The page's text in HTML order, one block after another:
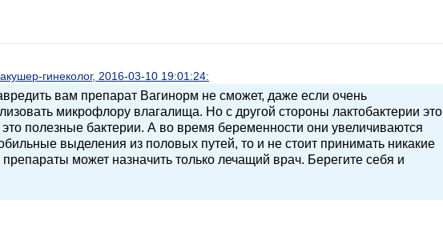
гинеколог, 2016-03-10 19:01:24:
вам препарат Вагинорм не сможет, даже если очень
микрофлору влагалища. Но с другой стороны лактобактерии это
полезные бактерии. А во время беременности они увеличиваются
выделения из половых путей, то и не стоит принимать никакие
может назначить только лечащий врач. Берегите себя и